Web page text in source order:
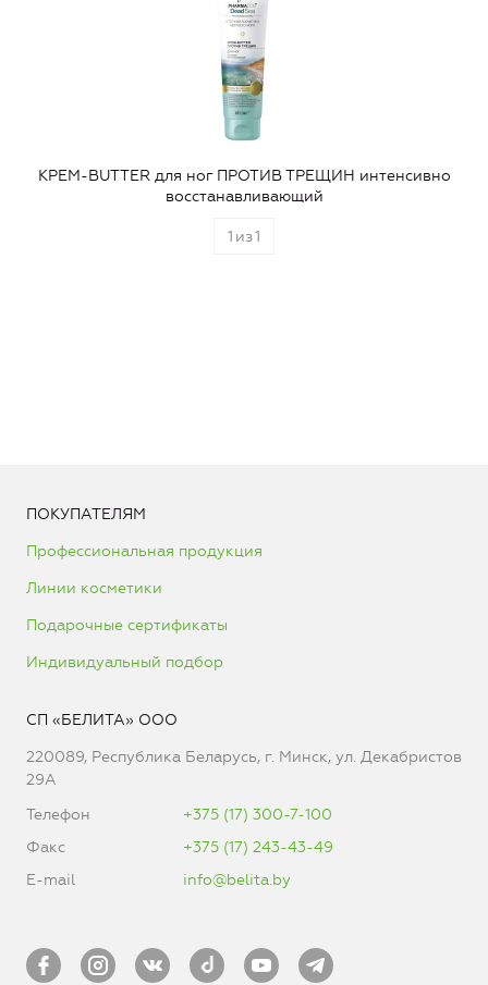
КРЕМ-BUTTER для ног ПРОТИВ ТРЕЩИН интенсивно
восстанавливающий
1 из1
ПОКУПАТЕЛЯМ
Профессиональная продукция
Линии косметики
Подарочные сертификаты
Индивидуальный подбор
СП «БЕЛИТА» ООО
220089, Республика Беларусь, г. Минск, ул. Декабристов
29А
Телефон
+375 (17) 300-7-100
Факс
+375 (17) 243-43-49
E-mail
info@belita.by